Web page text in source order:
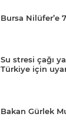
Bursa Nilüfer’e
Su stresi çağı
Türkiye için
Bakan Gürlek